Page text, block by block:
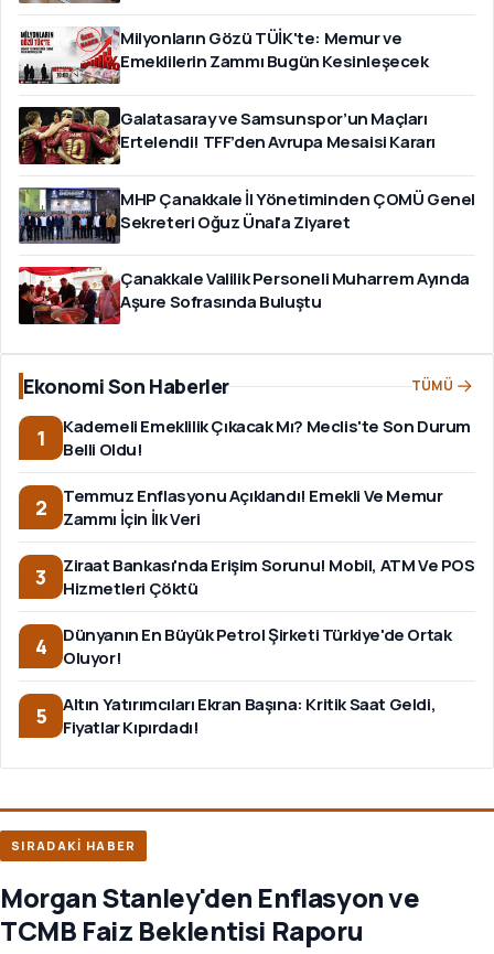
Milyonların Gözü TÜİK'te: Memur ve
Emeklilerin Zammı Bugün Kesinleşecek
Galatasaray ve Samsunspor’un Maçları
Ertelendi! TFF’den Avrupa Mesaisi Kararı
MHP Çanakkale İl Yönetiminden ÇOMÜ Genel
Sekreteri Oğuz Ünal'a Ziyaret
Çanakkale Valilik Personeli Muharrem Ayında
Aşure Sofrasında Buluştu
Ekonomi Son Haberler TÜMÜ
1
Kademeli Emeklilik Çıkacak Mı? Meclis'te Son Durum
Belli Oldu!
2
Temmuz Enflasyonu Açıklandı! Emekli Ve Memur
Zammı İçin İlk Veri
3
Ziraat Bankası'nda Erişim Sorunu! Mobil, ATM Ve POS
Hizmetleri Çöktü
4
Dünyanın En Büyük Petrol Şirketi Türkiye'de Ortak
Oluyor!
5
Altın Yatırımcıları Ekran Başına: Kritik Saat Geldi,
Fiyatlar Kıpırdadı!
SIRADAKİ HABER
Morgan Stanley'den Enflasyon ve
TCMB Faiz Beklentisi Raporu